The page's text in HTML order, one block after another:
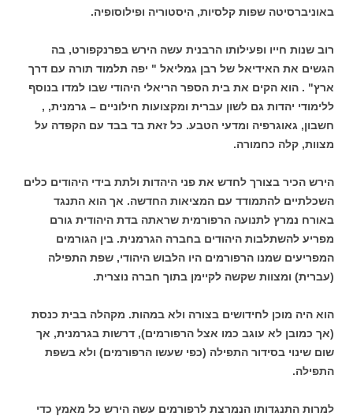
באוניברסיטה שפות קלסיות, היסטוריה ופילוסופיה.
רוב שנות חייו ופעילותו הרבנית עשה הירש בפרנקפורט, בה
הגשים את האידיאל של רבן גמליאל " יפה תלמוד תורה עם דרך
ארץ" . הוא הקים את בית הספר הריאלי היהודי שבו למדו בנוסף
ללימודי יהדות גם לשון עברית ומקצועות חילוניים – גרמנית, ,
חשבון, גאוגרפיה ומדעי הטבע. כל זאת בד בבד עם הקפדה על
מצוות, קלה כחמורה.
הירש הכיר בצורך לחדש את פני היהדות ולתת בידי היהודים כלים
השכלתיים להתמודד עם המציאות החדשה. אך הוא התנגד
באורח נמרץ לתנועה הרפורמית שראתה בדת היהודית גורם
מפריע להשתלבות היהודים בחברה הגרמנית. בין הגורמים
המפריעים שמנו הרפורמים היו הלבוש היהודי, שפת התפילה
(עברית) ומצוות שקשה לקיימן בתוך חברה נוצרית.
הוא היה מוכן לחידושים בצורה ולא במהות. מקהלה בבית כנסת
(אך כמובן לא עוגב כמו אצל הרפורמים), דרשות בגרמנית, אך
שום שינוי בסידור התפילה (כפי שעשו הרפורמים) ולא בשפת
התפילה.
למרות התנגדותו הנמרצת לרפורמים עשה הירש כל מאמץ כדי